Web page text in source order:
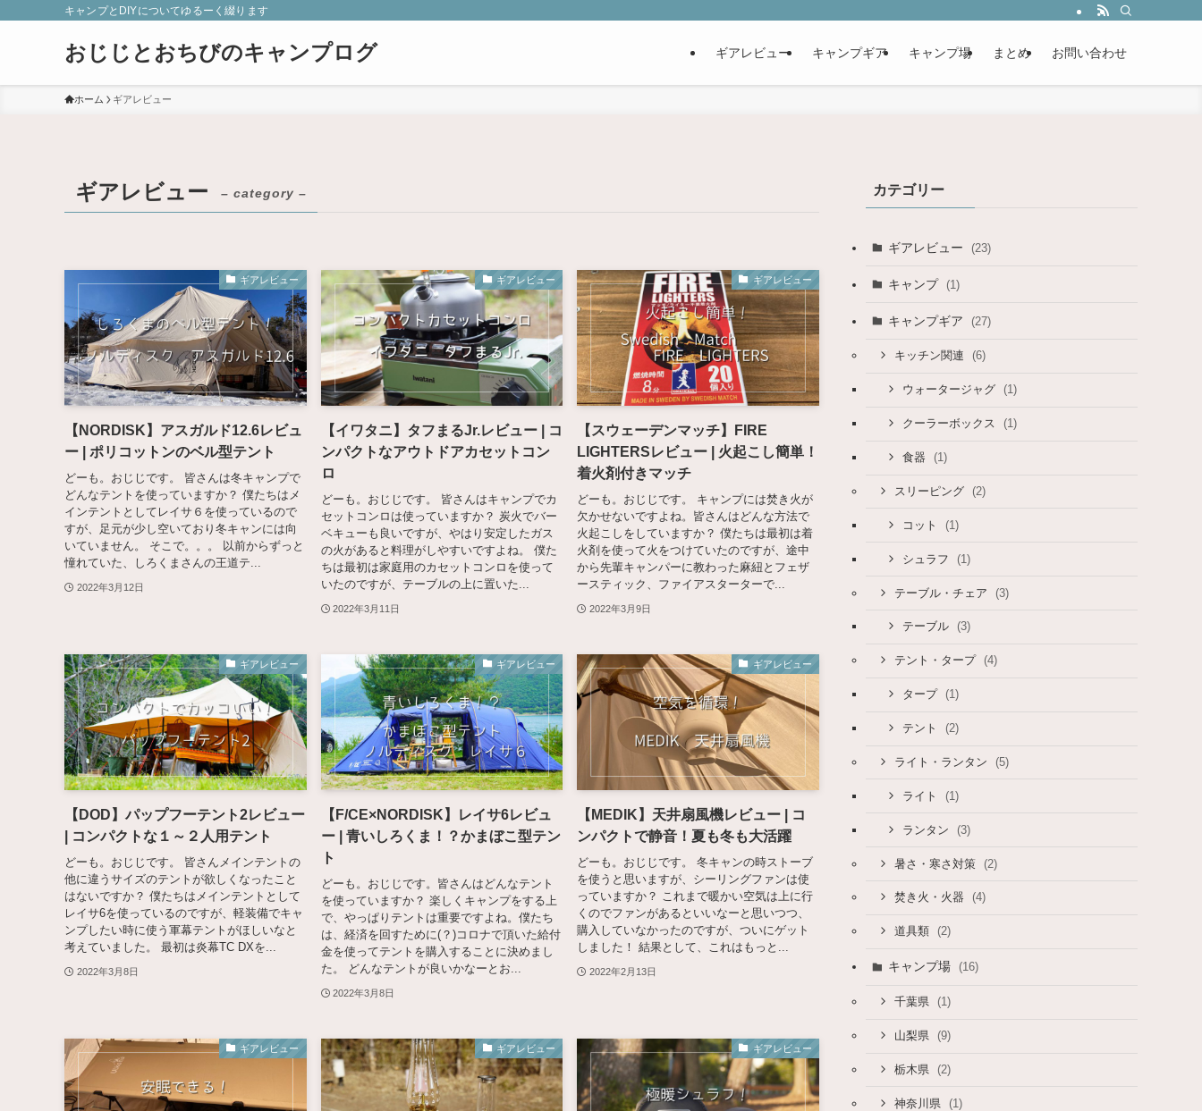
キャンプとDIYについてゆるーく綴ります
おじじとおちびのキャンプログ ギアレビュー キャンプギア キャンプ場 まとめ お問い合わせ
ホーム ギアレビュー
ギアレビュー – category –
ギアレビュー
【NORDISK】アスガルド12.6レビュ
ー | ポリコットンのベル型テント
どーも。おじじです。 皆さんは冬キャンプで
どんなテントを使っていますか？ 僕たちはメ
インテントとしてレイサ６を使っているので
すが、足元が少し空いており冬キャンには向
いていません。 そこで。。。 以前からずっと
憧れていた、しろくまさんの王道テ...
2022年3月12日
ギアレビュー
【イワタニ】タフまるJr.レビュー | コ
ンパクトなアウトドアカセットコン
ロ
どーも。おじじです。 皆さんはキャンプでカ
セットコンロは使っていますか？ 炭火でバー
ベキューも良いですが、やはり安定したガス
の火があると料理がしやすいですよね。 僕た
ちは最初は家庭用のカセットコンロを使って
いたのですが、テーブルの上に置いた...
2022年3月11日
ギアレビュー
【スウェーデンマッチ】FIRE
LIGHTERSレビュー | 火起こし簡単！
着火剤付きマッチ
どーも。おじじです。 キャンプには焚き火が
欠かせないですよね。皆さんはどんな方法で
火起こしをしていますか？ 僕たちは最初は着
火剤を使って火をつけていたのですが、途中
から先輩キャンパーに教わった麻紐とフェザ
ースティック、ファイアスターターで...
2022年3月9日
ギアレビュー
【DOD】パップフーテント2レビュー
| コンパクトな１～２人用テント
どーも。おじじです。 皆さんメインテントの
他に違うサイズのテントが欲しくなったこと
はないですか？ 僕たちはメインテントとして
レイサ6を使っているのですが、軽装備でキャ
ンプしたい時に使う軍幕テントがほしいなと
考えていました。 最初は炎幕TC DXを...
2022年3月8日
ギアレビュー
【F/CE×NORDISK】レイサ6レビュ
ー | 青いしろくま！？かまぼこ型テン
ト
どーも。おじじです。皆さんはどんなテント
を使っていますか？ 楽しくキャンプをする上
で、やっぱりテントは重要ですよね。僕たち
は、経済を回すために(？)コロナで頂いた給付
金を使ってテントを購入することに決めまし
た。 どんなテントが良いかなーとお...
2022年3月8日
ギアレビュー
【MEDIK】天井扇風機レビュー | コ
ンパクトで静音！夏も冬も大活躍
どーも。おじじです。 冬キャンの時ストーブ
を使うと思いますが、シーリングファンは使
っていますか？ これまで暖かい空気は上に行
くのでファンがあるといいなーと思いつつ、
購入していなかったのですが、ついにゲット
しました！ 結果として、これはもっと...
2022年2月13日
ギアレビュー ギアレビュー ギアレビュー
カテゴリー
ギアレビュー (23)
キャンプ (1)
キャンプギア (27)
キッチン関連 (6)
ウォータージャグ (1)
クーラーボックス (1)
食器 (1)
スリーピング (2)
コット (1)
シュラフ (1)
テーブル・チェア (3)
テーブル (3)
テント・タープ (4)
タープ (1)
テント (2)
ライト・ランタン (5)
ライト (1)
ランタン (3)
暑さ・寒さ対策 (2)
焚き火・火器 (4)
道具類 (2)
キャンプ場 (16)
千葉県 (1)
山梨県 (9)
栃木県 (2)
神奈川県 (1)